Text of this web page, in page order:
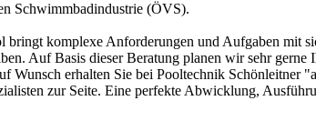
Schwimmbadindustrie (ÖVS).
komplexe Anforderungen und Aufgaben mit
Auf Basis dieser Beratung planen wir sehr
Wunsch erhalten Sie bei Pooltechnik Schönleitner
zur Seite. Eine perfekte Abwicklung,